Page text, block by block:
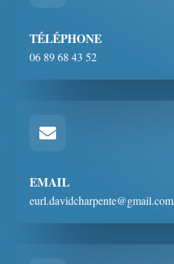
TÉLÉPHONE
06 89 68 43 52

EMAIL
eurl.davidcharpente@gmail.com